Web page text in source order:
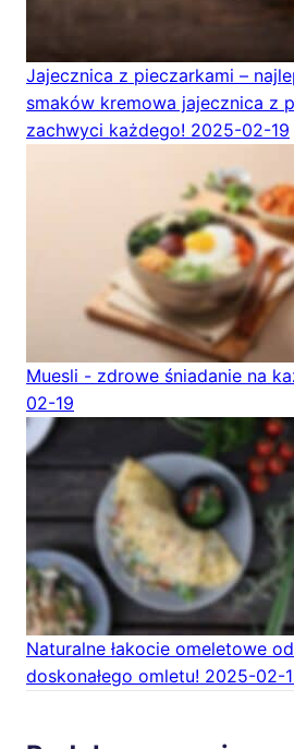
Jajecznica z pieczarkami –
smaków kremowa jajecznica z
zachwyci każdego! 2025-02-19
Muesli - zdrowe śniadanie na
02-19
Naturalne łakocie omeletowe
doskonałego omletu! 2025-02-